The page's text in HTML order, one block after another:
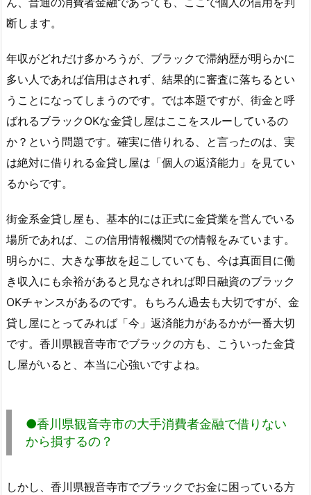
断します。
年収がどれだけ多かろうが、ブラックで滞納歴が明らかに
多い人であれば信用はされず、結果的に審査に落ちるとい
うことになってしまうのです。では本題ですが、街金と呼
ばれるブラックOKな金貸し屋はここをスルーしているの
か？という問題です。確実に借りれる、と言ったのは、実
は絶対に借りれる金貸し屋は「個人の返済能力」を見てい
るからです。
街金系金貸し屋も、基本的には正式に金貸業を営んでいる
場所であれば、この信用情報機関での情報をみています。
明らかに、大きな事故を起こしていても、今は真面目に働
き収入にも余裕があると見なされれば即日融資のブラック
OKチャンスがあるのです。もちろん過去も大切ですが、金
貸し屋にとってみれば「今」返済能力があるかが一番大切
です。香川県観音寺市でブラックの方も、こういった金貸
し屋がいると、本当に心強いですよね。
●香川県観音寺市の大手消費者金融で借りない
から損するの？
しかし、香川県観音寺市でブラックでお金に困っている方